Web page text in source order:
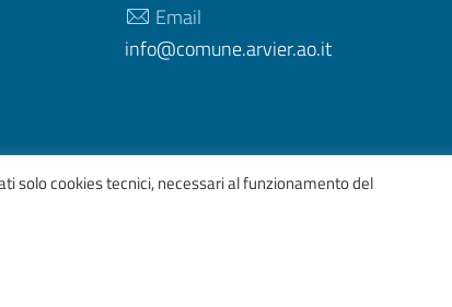
Email
info@comune.arvier.ao.it
solo cookies tecnici, necessari al funzionamento del